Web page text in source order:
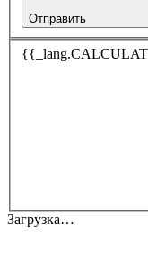
Отправить
Загрузка…